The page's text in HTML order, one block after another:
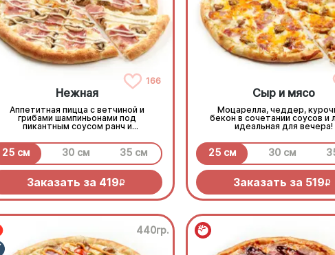
166
Нежная
Аппетитная пицца с ветчиной и
грибами шампиньонами под
пикантным соусом ранч и
моцареллой
25 см 30 см 35 см
Заказать за 419R
Сыр и мясо
Моцарелла, чеддер,
бекон в сочетании соусов и
идеальная для вечера!
25 см 30 см
Заказать за 519R
440гр.